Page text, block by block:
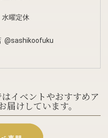
曜定休
イベントやおすすめア
届けしています。